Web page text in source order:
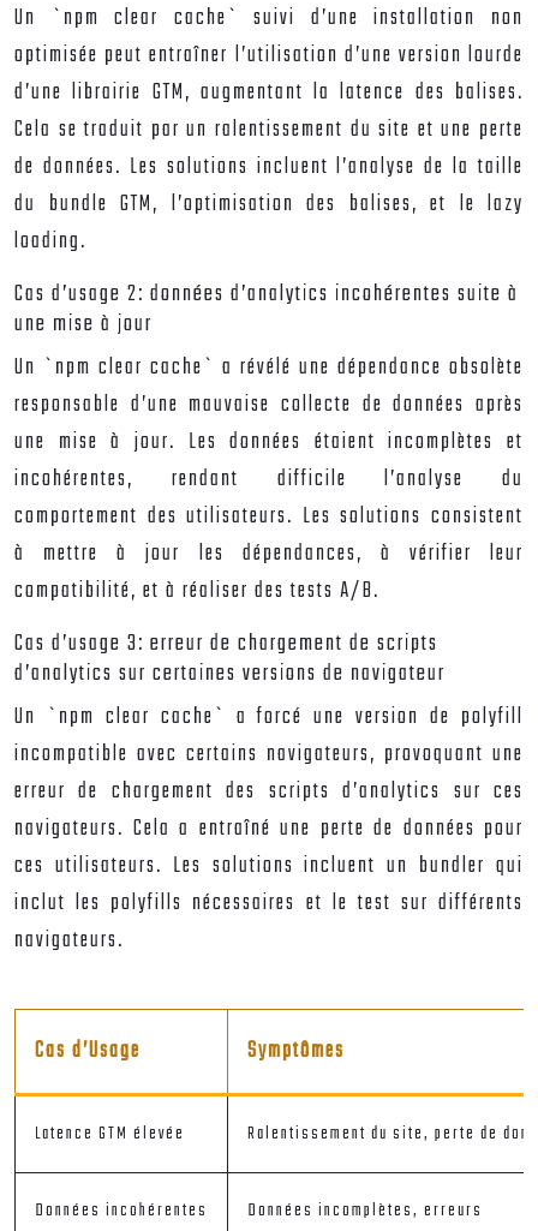
Un `npm clear cache` suivi d’une installation non
optimisée peut entraîner l’utilisation d’une version lourde
d’une librairie GTM, augmentant la latence des balises.
Cela se traduit par un ralentissement du site et une perte
de données. Les solutions incluent l’analyse de la taille
du bundle GTM, l’optimisation des balises, et le lazy
loading.
Cas d’usage 2: données d’analytics incohérentes suite à
une mise à jour
Un `npm clear cache` a révélé une dépendance obsolète
responsable d’une mauvaise collecte de données après
une mise à jour. Les données étaient incomplètes et
incohérentes, rendant difficile l’analyse du
comportement des utilisateurs. Les solutions consistent
à mettre à jour les dépendances, à vérifier leur
compatibilité, et à réaliser des tests A/B.
Cas d’usage 3: erreur de chargement de scripts
d’analytics sur certaines versions de navigateur
Un `npm clear cache` a forcé une version de polyfill
incompatible avec certains navigateurs, provoquant une
erreur de chargement des scripts d’analytics sur ces
navigateurs. Cela a entraîné une perte de données pour
ces utilisateurs. Les solutions incluent un bundler qui
inclut les polyfills nécessaires et le test sur différents
navigateurs.
Cas d’Usage Symptômes
Latence GTM élevée Ralentissement du site, perte de
Données incohérentes Données incomplètes, erreurs